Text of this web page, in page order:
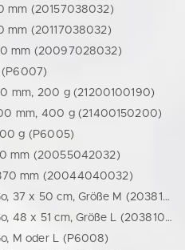
mm (20157038032)
mm (20117038032)
mm (20097028032)
(P6007)
mm, 200 g (21200100190)
mm, 400 g (21400150200)
g (P6005)
mm (20055042032)
mm (20044040032)
Frisch mich Tasche Premium Go, 37 x 50 cm, Größe M (20381006538)
Frisch mich Tasche Premium Go, 48 x 51 cm, Größe L (20381008538)
M oder L (P6008)